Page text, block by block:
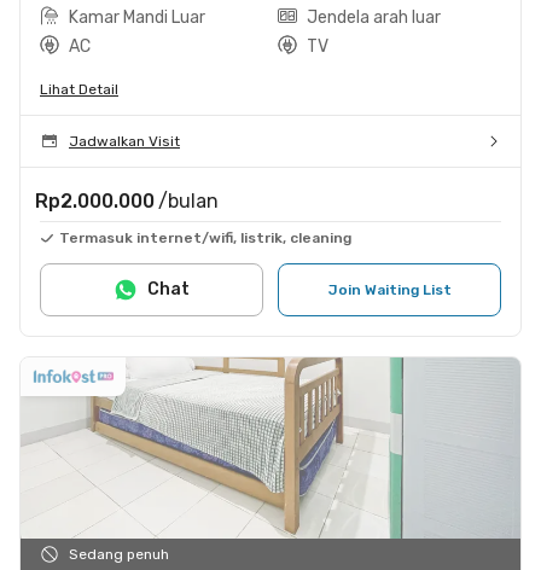
Kamar Mandi Luar
Jendela arah luar
AC
TV
Lihat Detail
Jadwalkan Visit
Rp2.000.000 /bulan
Termasuk internet/wifi, listrik, cleaning
Join Waiting List
Chat
Sedang penuh